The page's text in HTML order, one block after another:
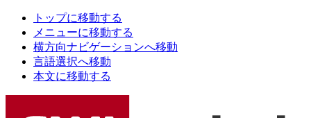
トップに移動する
メニューに移動する
横方向ナビゲーションへ移動
言語選択へ移動
本文に移動する